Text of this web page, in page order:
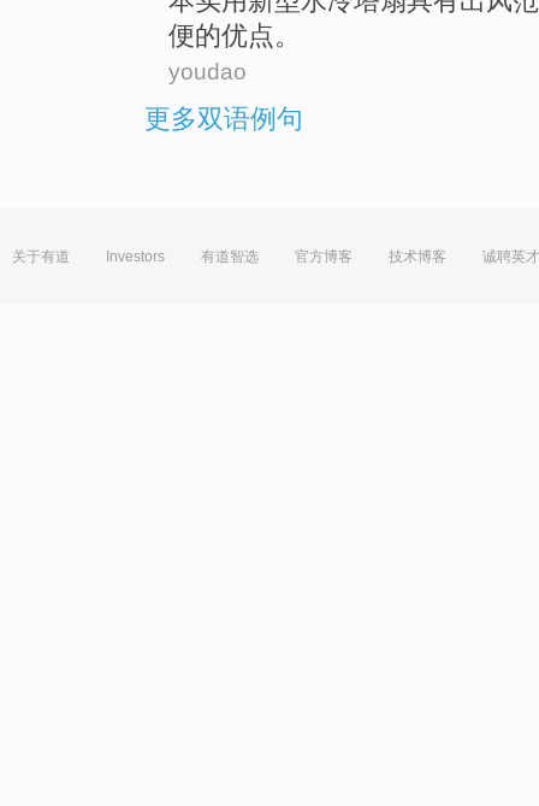
便的优点。
youdao
更多双语例句
关于有道 Investors 有道智选 官方博客 技术博客 诚聘英才